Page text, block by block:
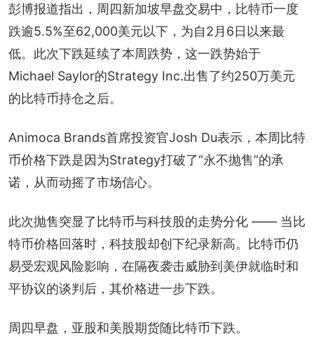
彭博报道指出，周四新加坡早盘交易中，比特币一度
跌逾5.5%至62,000美元以下，为自2月6日以来最
低。此次下跌延续了本周跌势，这一跌势始于
Michael Saylor的Strategy Inc.出售了约250万美元
的比特币持仓之后。
Animoca Brands首席投资官Josh Du表示，本周比特
币价格下跌是因为Strategy打破了“永不抛售”的承
诺，从而动摇了市场信心。
此次抛售突显了比特币与科技股的走势分化 —— 当比
特币价格回落时，科技股却创下纪录新高。比特币仍
易受宏观风险影响，在隔夜袭击威胁到美伊就临时和
平协议的谈判后，其价格进一步下跌。
周四早盘，亚股和美股期货随比特币下跌。